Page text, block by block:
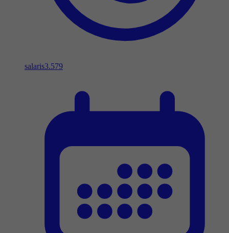
salaris3.579